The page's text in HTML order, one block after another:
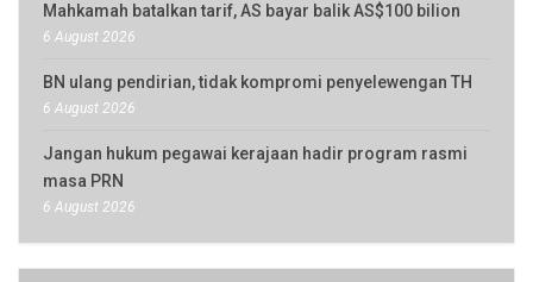
Mahkamah batalkan tarif, AS bayar balik AS$100 bilion
6 August 2026
BN ulang pendirian, tidak kompromi penyelewengan TH
6 August 2026
Jangan hukum pegawai kerajaan hadir program rasmi
masa PRN
6 August 2026